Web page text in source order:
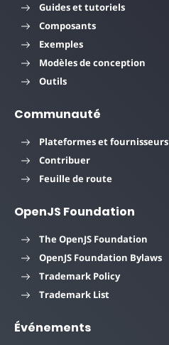
Guides et tutoriels
Composants
Exemples
Modèles de conception
Outils
Communauté
Plateformes et
Contribuer
Feuille de route
OpenJS Foundation
The OpenJS Foundation
OpenJS Foundation Bylaws
Trademark Policy
Trademark List
Événements